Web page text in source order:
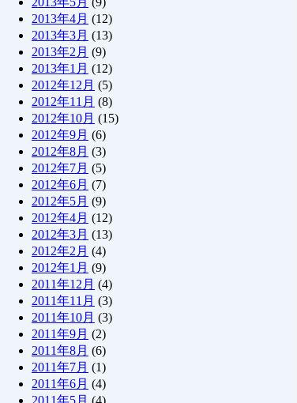
2013年4月 (12)
2013年3月 (13)
2013年2月 (9)
2013年1月 (12)
2012年12月 (5)
2012年11月 (8)
2012年10月 (15)
2012年9月 (6)
2012年8月 (3)
2012年7月 (5)
2012年6月 (7)
2012年5月 (9)
2012年4月 (12)
2012年3月 (13)
2012年2月 (4)
2012年1月 (9)
2011年12月 (4)
2011年11月 (3)
2011年10月 (3)
2011年9月 (2)
2011年8月 (6)
2011年7月 (1)
2011年6月 (4)
2011年5月 (4)